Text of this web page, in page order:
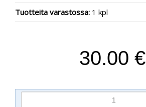
Tuotteita varastossa: 1 kpl
30.00 €